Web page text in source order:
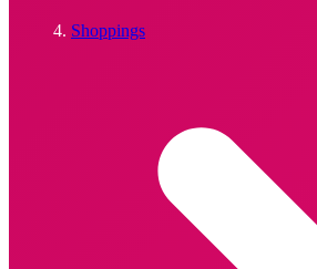
Shoppings